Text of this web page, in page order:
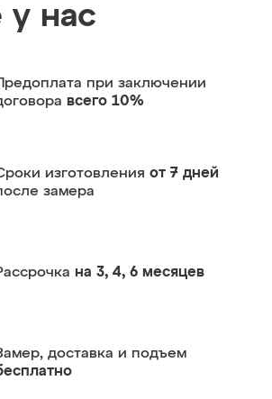
у нас
при заключении
всего 10%
изготовления от 7 дней
замера
на 3, 4, 6 месяцев
доставка и подъем